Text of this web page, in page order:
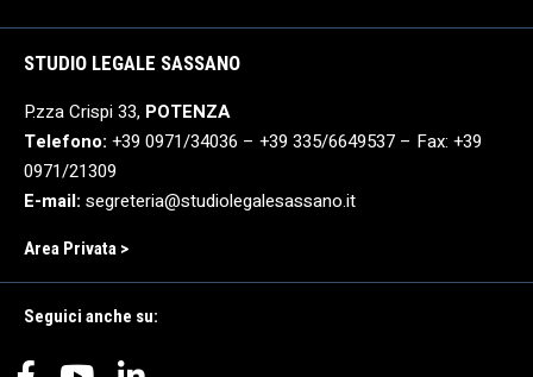
STUDIO LEGALE SASSANO
P.zza Crispi 33, POTENZA
Telefono: +39 0971/34036 – +39 335/6649537 – Fax: +39
0971/21309
E-mail: segreteria@studiolegalesassano.it
Area Privata >
Seguici anche su: